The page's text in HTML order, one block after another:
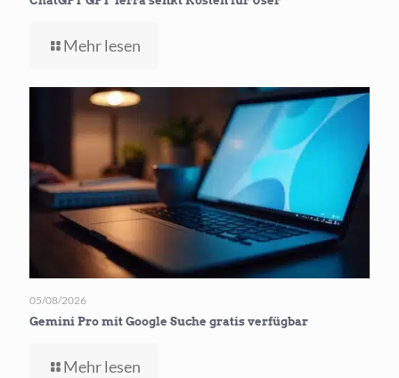
Mehr lesen
GPT
Terra
senkt
Kosten
für User
05/08/2026
Gemini Pro mit Google Suche gratis verfügbar
Mehr lesen